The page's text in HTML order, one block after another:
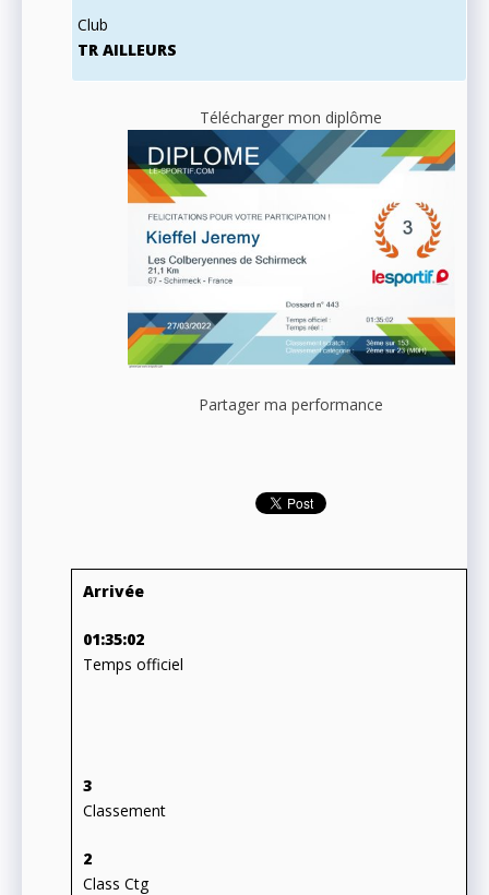
Club
TR AILLEURS
Télécharger mon diplôme
Partager ma performance
Arrivée
01:35:02
Temps officiel
3
Classement
2
Class Ctg